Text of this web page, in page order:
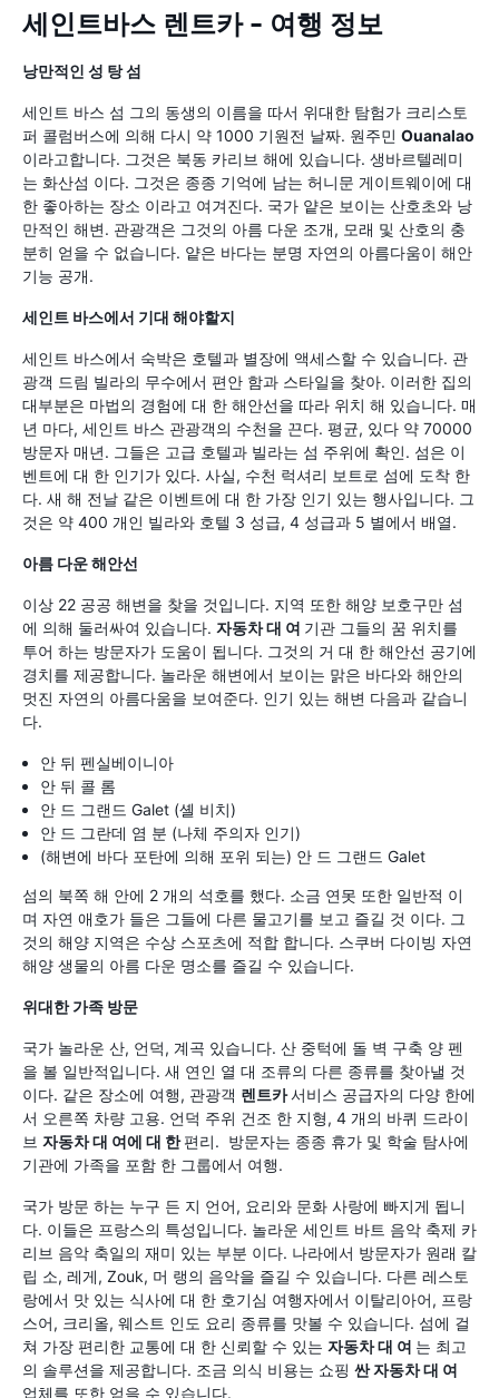
세인트바스 렌트카 - 여행 정보
낭만적인 성 탕 섬
세인트 바스 섬 그의 동생의 이름을 따서 위대한 탐험가 크리스토
퍼 콜럼버스에 의해 다시 약 1000 기원전 날짜. 원주민 Ouanalao
이라고합니다. 그것은 북동 카리브 해에 있습니다. 생바르텔레미
는 화산섬 이다. 그것은 종종 기억에 남는 허니문 게이트웨이에 대
한 좋아하는 장소 이라고 여겨진다. 국가 얕은 보이는 산호초와 낭
만적인 해변. 관광객은 그것의 아름 다운 조개, 모래 및 산호의 충
분히 얻을 수 없습니다. 얕은 바다는 분명 자연의 아름다움이 해안
기능 공개.
세인트 바스에서 기대 해야할지
세인트 바스에서 숙박은 호텔과 별장에 액세스할 수 있습니다. 관
광객 드림 빌라의 무수에서 편안 함과 스타일을 찾아. 이러한 집의
대부분은 마법의 경험에 대 한 해안선을 따라 위치 해 있습니다. 매
년 마다, 세인트 바스 관광객의 수천을 끈다. 평균, 있다 약 70000
방문자 매년. 그들은 고급 호텔과 빌라는 섬 주위에 확인. 섬은 이
벤트에 대 한 인기가 있다. 사실, 수천 럭셔리 보트로 섬에 도착 한
다. 새 해 전날 같은 이벤트에 대 한 가장 인기 있는 행사입니다. 그
것은 약 400 개인 빌라와 호텔 3 성급, 4 성급과 5 별에서 배열.
아름 다운 해안선
이상 22 공공 해변을 찾을 것입니다. 지역 또한 해양 보호구만 섬
에 의해 둘러싸여 있습니다. 자동차 대 여 기관 그들의 꿈 위치를
투어 하는 방문자가 도움이 됩니다. 그것의 거 대 한 해안선 공기에
경치를 제공합니다. 놀라운 해변에서 보이는 맑은 바다와 해안의
멋진 자연의 아름다움을 보여준다. 인기 있는 해변 다음과 같습니
다.
안 뒤 펜실베이니아
안 뒤 콜 롬
안 드 그랜드 Galet (셸 비치)
안 드 그란데 염 분 (나체 주의자 인기)
(해변에 바다 포탄에 의해 포위 되는) 안 드 그랜드 Galet
섬의 북쪽 해 안에 2 개의 석호를 했다. 소금 연못 또한 일반적 이
며 자연 애호가 들은 그들에 다른 물고기를 보고 즐길 것 이다. 그
것의 해양 지역은 수상 스포츠에 적합 합니다. 스쿠버 다이빙 자연
해양 생물의 아름 다운 명소를 즐길 수 있습니다.
위대한 가족 방문
국가 놀라운 산, 언덕, 계곡 있습니다. 산 중턱에 돌 벽 구축 양 펜
을 볼 일반적입니다. 새 연인 열 대 조류의 다른 종류를 찾아낼 것
이다. 같은 장소에 여행, 관광객 렌트카서비스 공급자의 다양 한에
서 오른쪽 차량 고용. 언덕 주위 건조 한 지형, 4 개의 바퀴 드라이
브 자동차 대 여에 대 한편리. 방문자는 종종 휴가 및 학술 탐사에
기관에 가족을 포함 한 그룹에서 여행.
국가 방문 하는 누구 든 지 언어, 요리와 문화 사랑에 빠지게 됩니
다. 이들은 프랑스의 특성입니다. 놀라운 세인트 바트 음악 축제 카
리브 음악 축일의 재미 있는 부분 이다. 나라에서 방문자가 원래 칼
립 소, 레게, Zouk, 머 랭의 음악을 즐길 수 있습니다. 다른 레스토
랑에서 맛 있는 식사에 대 한 호기심 여행자에서 이탈리아어, 프랑
스어, 크리올, 웨스트 인도 요리 종류를 맛볼 수 있습니다. 섬에 걸
쳐 가장 편리한 교통에 대 한 신뢰할 수 있는 자동차 대 여 는 최고
의 솔루션을 제공합니다. 조금 의식 비용는 쇼핑 싼 자동차 대 여
업체를 또한 얻을 수 있습니다.